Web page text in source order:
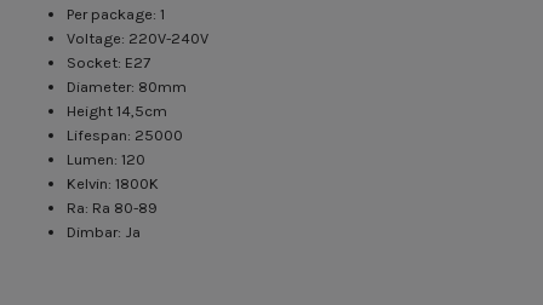
Per package: 1
Voltage: 220V-240V
Socket: E27
Diameter: 80mm
Height 14,5cm
Lifespan: 25000
Lumen: 120
Kelvin: 1800K
Ra: Ra 80-89
Dimbar: Ja